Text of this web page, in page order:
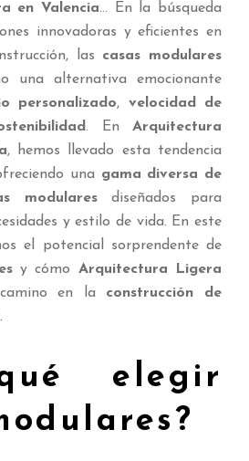
en Valencia… En la búsqueda
innovadoras y eficientes en
las casas modulares
una alternativa emocionante
personalizado, velocidad de
. En Arquitectura
, hemos llevado esta tendencia
una gama diversa de
modularesdiseñados para
y estilo de vida. En este
el potencial sorprendente de
y cómo Arquitectura Ligera
en la construcción de
.
elegir